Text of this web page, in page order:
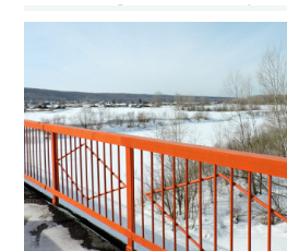
невозможен. Самая актуальная обувь
сапоги и галоши. Вода не только на